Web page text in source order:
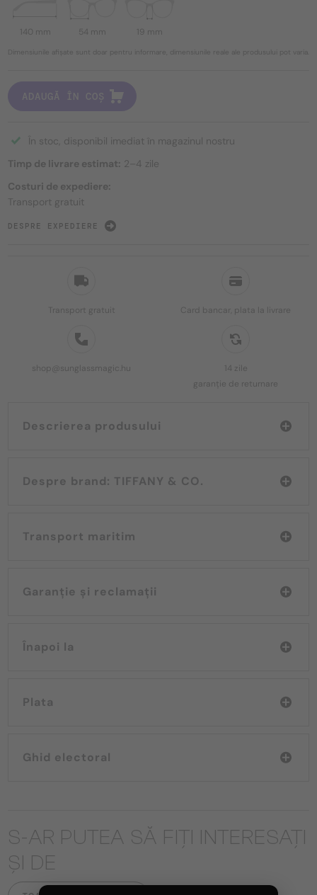
Transport gratuit Card bancar, plata la livrare
shop@sunglassmagic.hu
14 zile
garanție de returnare
Descrierea produsului
Despre brand: TIFFANY & CO.
Transport maritim
Garanție și reclamații
Înapoi la
Plata
Ghid electoral
140 mm 54 mm 19 mm
Dimensiunile afișate sunt doar pentru informare, dimensiunile reale ale produsului pot varia.
ADAUGĂ ÎN COȘ
În stoc, disponibil imediat în magazinul nostru
Timp de livrare estimat: 2–4 zile
Costuri de expediere:
Transport gratuit
DESPRE EXPEDIERE
S-AR PUTEA SĂ FIȚI INTERESAȚI
ȘI DE